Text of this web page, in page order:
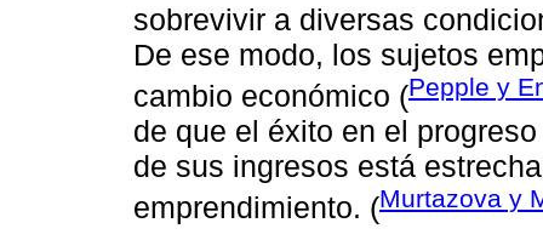
sobrevivir a diversas
De ese modo, los sujetos
cambio económico (Pepple y
de que el éxito en el
de sus ingresos está
emprendimiento. (Murtazova y